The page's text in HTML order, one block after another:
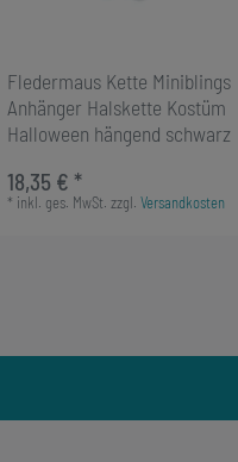
Fledermaus Kette Miniblings
Anhänger Halskette Kostüm
Halloween hängend schwarz
18,35 € *
* inkl. ges. MwSt. zzgl. Versandkosten